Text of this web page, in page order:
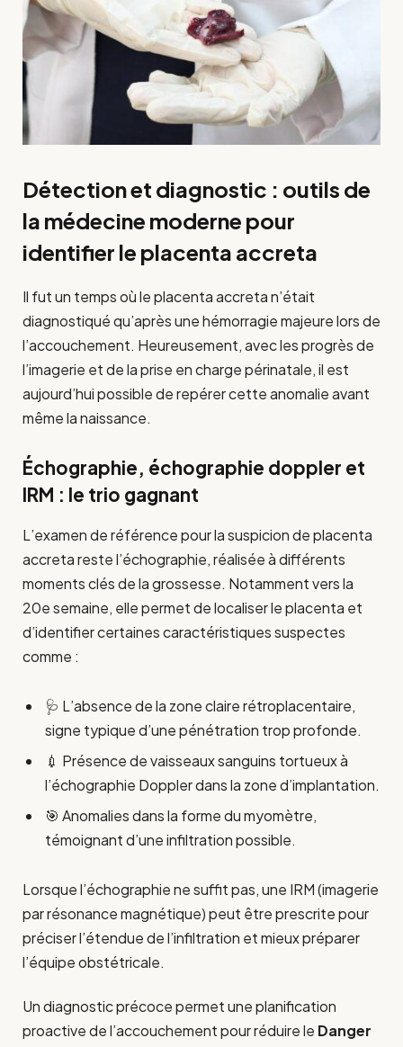
Détection et diagnostic : outils de
la médecine moderne pour
identifier le placenta accreta
Il fut un temps où le placenta accreta n’était
diagnostiqué qu’après une hémorragie majeure lors de
l’accouchement. Heureusement, avec les progrès de
l’imagerie et de la prise en charge périnatale, il est
aujourd’hui possible de repérer cette anomalie avant
même la naissance.
Échographie, échographie doppler et
IRM : le trio gagnant
L’examen de référence pour la suspicion de placenta
accreta reste l’échographie, réalisée à différents
moments clés de la grossesse. Notamment vers la
20e semaine, elle permet de localiser le placenta et
d’identifier certaines caractéristiques suspectes
comme :
🩺 L’absence de la zone claire rétroplacentaire,
signe typique d’une pénétration trop profonde.
💉 Présence de vaisseaux sanguins tortueux à
l’échographie Doppler dans la zone d’implantation.
🎯 Anomalies dans la forme du myomètre,
témoignant d’une infiltration possible.
Lorsque l’échographie ne suffit pas, une IRM (imagerie
par résonance magnétique) peut être prescrite pour
préciser l’étendue de l’infiltration et mieux préparer
l’équipe obstétricale.
Un diagnostic précoce permet une planification
proactive de l’accouchement pour réduire le Danger